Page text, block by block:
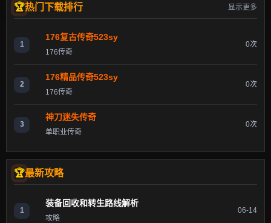
热门下载排行 显示更多
1
176复古传奇523sy
176传奇
0次
2
176精品传奇523sy
176传奇
0次
3
神刀迷失传奇
单职业传奇
0次
最新攻略
1
装备回收和转生路线解析
攻略
06-14